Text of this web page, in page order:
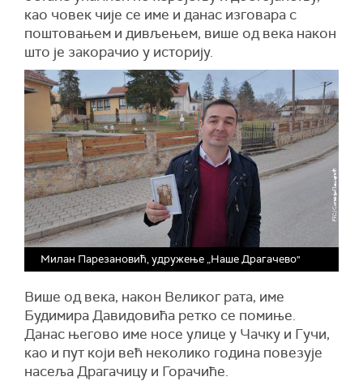
као човек чије се име и данас изговара с
поштовањем и дивљењем, више од века након
што је закорачио у историју.
Милан Парезановић, удружење „Наше Драгачево"
Више од века, након Великог рата, име
Будимира Давидовића ретко се помиње.
Данас његово име носе улице у Чачку и Гучи,
као и пут који већ неколико година повезује
насеља Драгачицу и Горачиће.